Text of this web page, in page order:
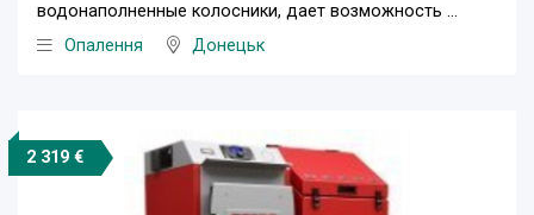
водонаполненные колосники, дает возможность ...
Опалення
Донецьк
2 319 €